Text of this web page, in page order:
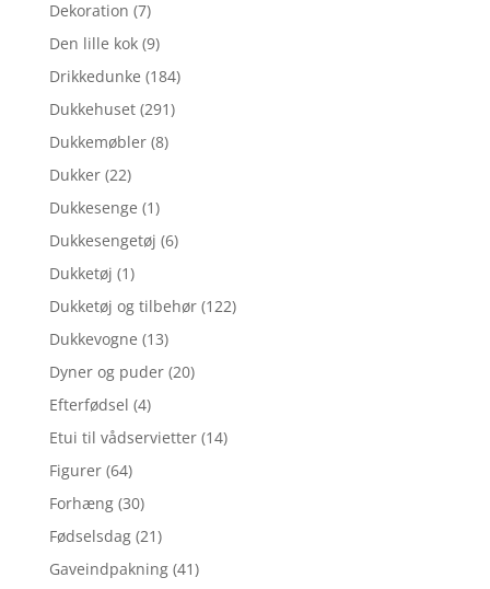
Dekoration (7)
Den lille kok (9)
Drikkedunke (184)
Dukkehuset (291)
Dukkemøbler (8)
Dukker (22)
Dukkesenge (1)
Dukkesengetøj (6)
Dukketøj (1)
Dukketøj og tilbehør (122)
Dukkevogne (13)
Dyner og puder (20)
Efterfødsel (4)
Etui til vådservietter (14)
Figurer (64)
Forhæng (30)
Fødselsdag (21)
Gaveindpakning (41)